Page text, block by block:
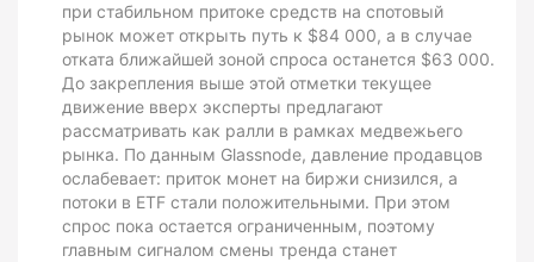
при стабильном притоке средств на спотовый
рынок может открыть путь к $84 000, а в случае
отката ближайшей зоной спроса останется $63 000.
До закрепления выше этой отметки текущее
движение вверх эксперты предлагают
рассматривать как ралли в рамках медвежьего
рынка. По данным Glassnode, давление продавцов
ослабевает: приток монет на биржи снизился, а
потоки в ETF стали положительными. При этом
спрос пока остается ограниченным, поэтому
главным сигналом смены тренда станет